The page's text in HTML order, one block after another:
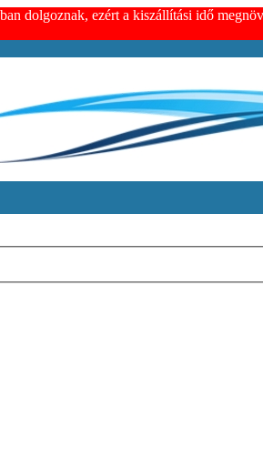
dolgoznak, ezért a kiszállítási idő